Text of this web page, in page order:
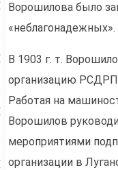
Ворошилова было
«неблагонадежных».
В 1903 г. т.
организацию
Работая на
Ворошилов
мероприятиями
организации в